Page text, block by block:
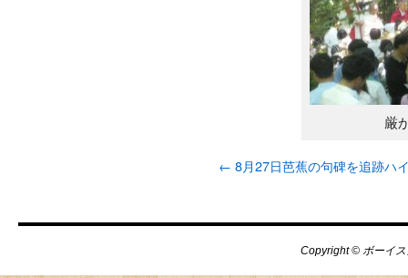
厳
← 8月27日芭蕉の句碑を追跡ハ
Copyright © ボーイ